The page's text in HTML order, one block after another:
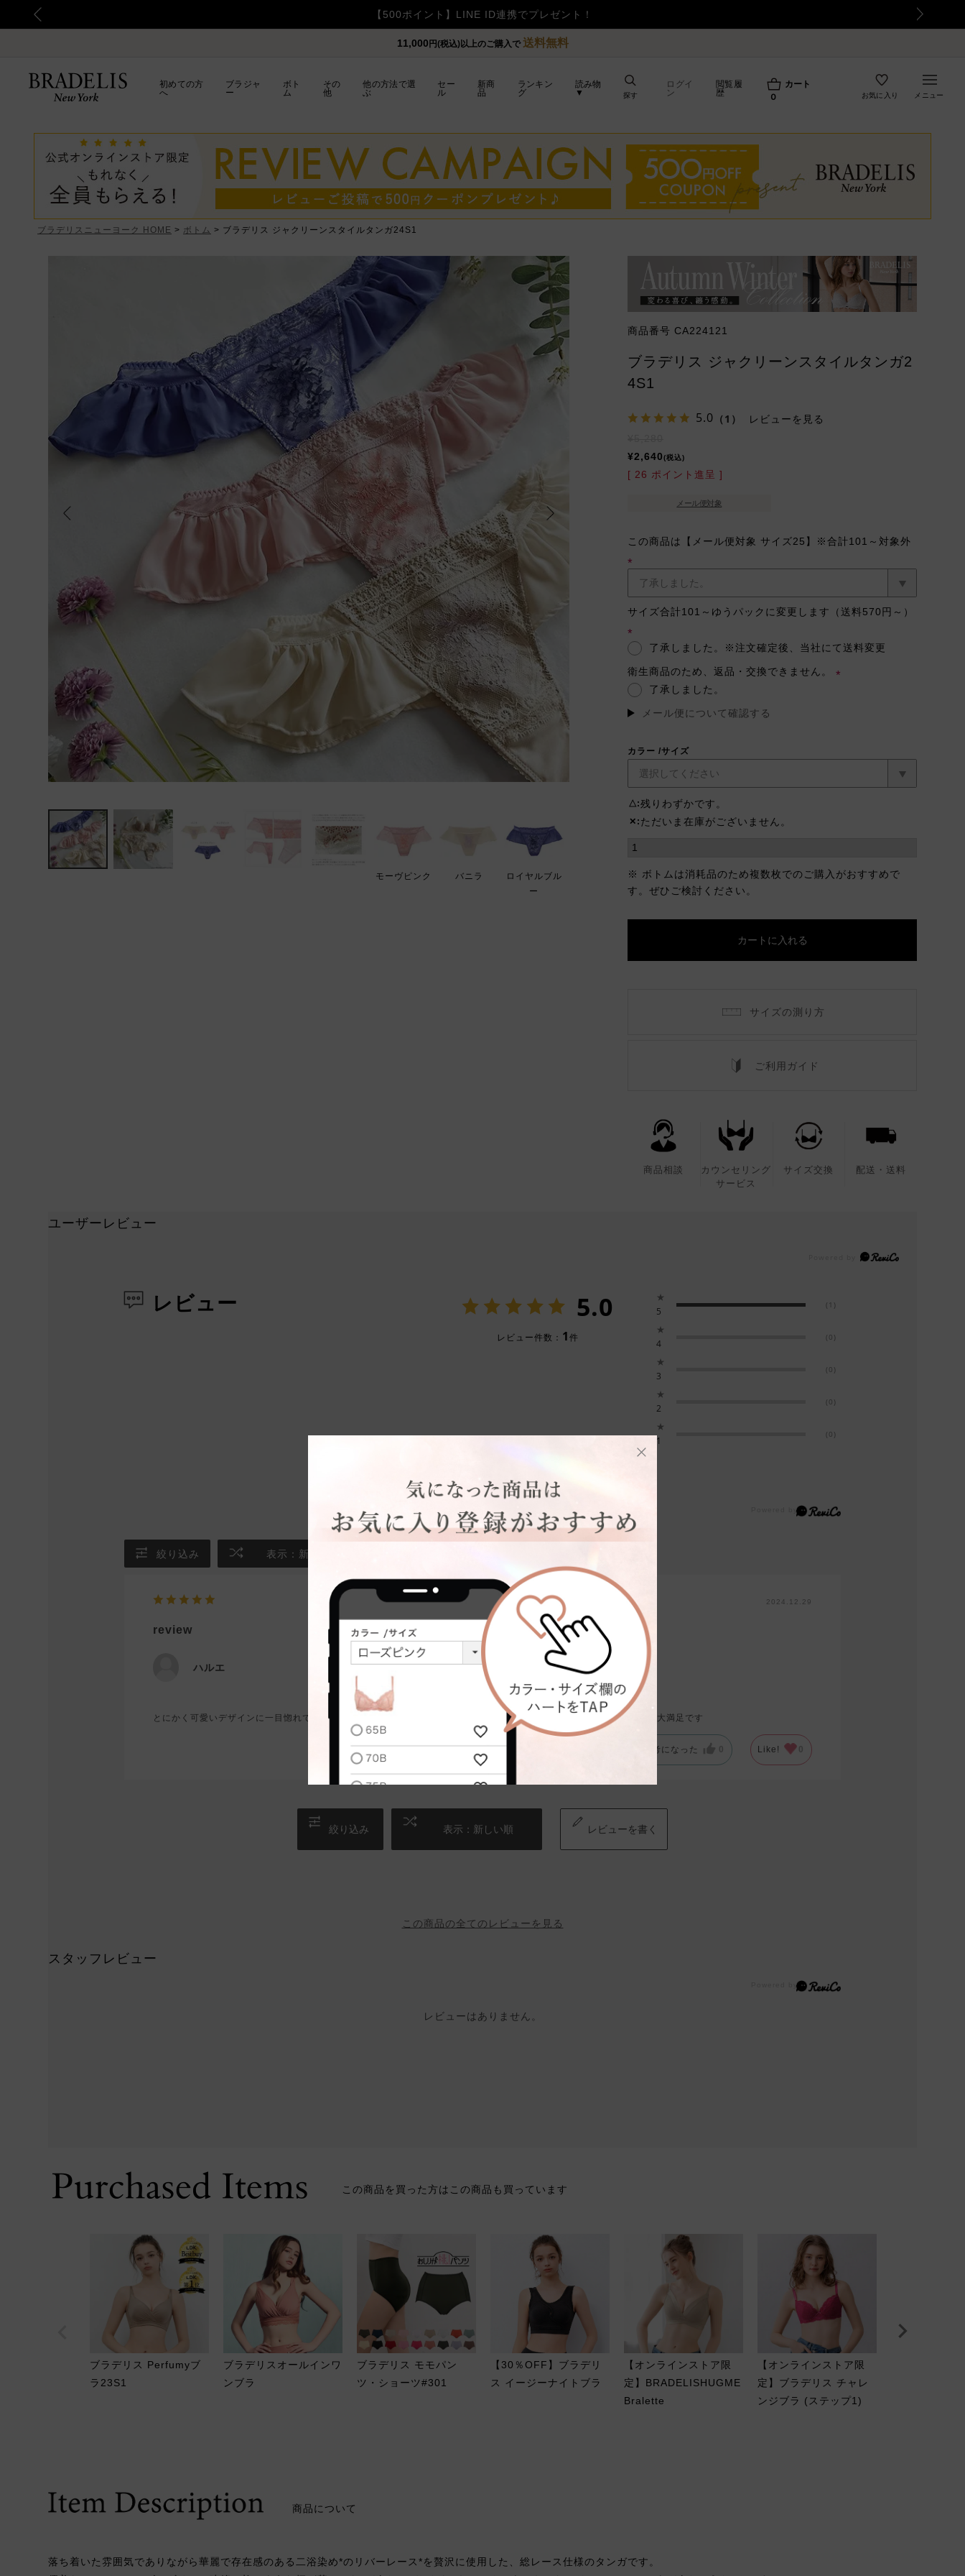
【重要】令和8年熊本地震の影響によるお荷物のお届け遅延について
11,000 円(税込)以上のご購入で送料無料
初めての方
へ
ブラジャ
ー
ボト
ム
その
他
他の方法で選
ぶ
セー
ル
新商
品
ランキン
グ
読み物
▼
ログイ
ン
閲覧履
歴
カート
0
探す お気に入り メニュー
ブラデリスニューヨーク HOME ボトム ブラデリス ジャクリーンスタイルタンガ24S1
モーヴピンク バニラ
ロイヤルブル
ー
商品番号 CA224121
ブラデリス ジャクリーンスタイルタンガ2
4S1
5.0 （1） レビューを見る
¥2,640 税込
[ 26 ポイント進呈 ]
メール便対象
この商品は【メール便対象 サイズ25】※合計101～対象外
(必
須)
サイズ合計101～ゆうパックに変更します（送料570円～）
(必
須)
了承しました。※注文確定後、当社にて送料変更
衛生商品のため、返品・交換できません。
了承しました。
メール便について確認する
カラー サイズ
△ 残りわずかです。
✕ ただいま在庫がございません。
※ ボトムは消耗品のため複数枚でのご購入がおすすめで
す。ぜひご検討ください。
カートに入れる
サイズの測り方
ご利用ガイド
商品相談
カウンセリング
サービス
サイズ交換 配送・送料
ユーザーレビュー
レビュー 5.0
レビュー件数： 1件
★
5
(1)
★
4
(0)
★
3
(0)
★
2
(0)
★
1
(0)
絞り込み 表示：新しい順
2024.12.29
review
ハルエ
とにかく可愛いデザインに一目惚れです！ヒラヒラとしたフリルのような感じが気に入っています。履き心地ももちろん大満足です
参考になった Like!
絞り込み 表示：新しい順 レビューを書く
この商品の全てのレビューを見る
スタッフレビュー
レビューはありません。
この商品を買った方はこの商品も買っています
ブラデリス Perfumyブ
ラ23S1
ブラデリスオールインワ
ンブラ
ブラデリス モモパン
ツ・ショーツ#301
【30％OFF】ブラデリ
ス イージーナイトブラ
【オンラインストア限
定】BRADELISHUGME
Bralette
【オンラインストア限
定】ブラデリス チャレ
ンジブラ (ステップ1)
商品について
落ち着いた雰囲気でありながら華麗で存在感のある二浴染め*のリバーレース*を贅沢に使用した、総レース仕様のタンガです。